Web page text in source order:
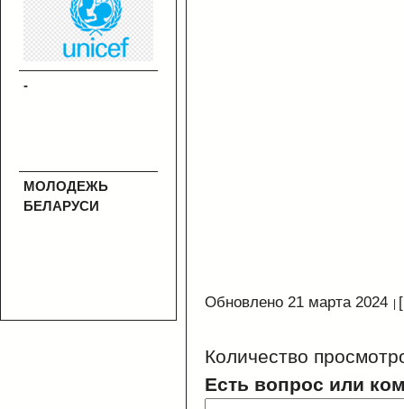
-
МОЛОДЕЖЬ
БЕЛАРУСИ
Обновлено 21 марта 2024
Количество
Есть вопрос или